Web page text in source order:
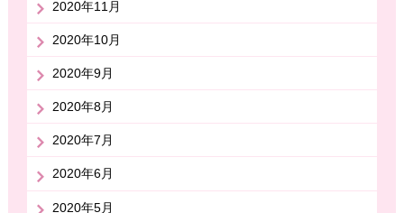
2020年11月
2020年10月
2020年9月
2020年8月
2020年7月
2020年6月
2020年5月